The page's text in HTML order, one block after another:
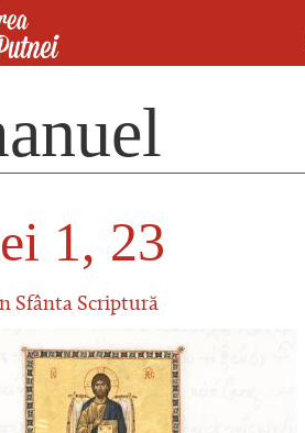
1, 23
Sfânta Scriptură